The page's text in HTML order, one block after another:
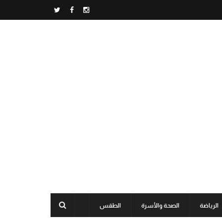
الرياضة الصحة والأسرة الطقس